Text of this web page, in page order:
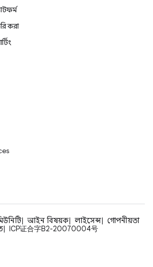
করা
আইন বিষয়ক লাইসেন্স
গোপনীয়তা
ICP证合字B2-20070004号